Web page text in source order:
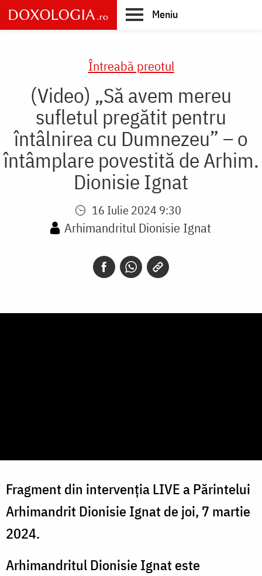
Skip
to
main
Meniu
Întreabă preotul
(Video) „Să avem mereu
sufletul pregătit pentru
întâlnirea cu Dumnezeu” – o
întâmplare povestită de Arhim.
Dionisie Ignat
16 Iulie 2024 9:30
Arhimandritul Dionisie Ignat
Fragment din intervenția LIVE a Părintelui
Arhimandrit Dionisie Ignat de joi, 7 martie
2024.
Arhimandritul Dionisie Ignat este